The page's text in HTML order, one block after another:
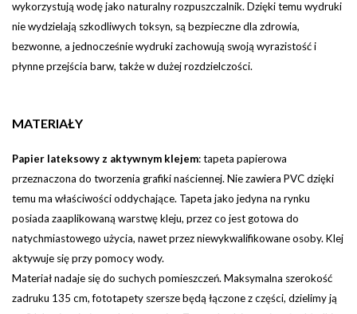
wykorzystują wodę jako naturalny rozpuszczalnik. Dzięki temu wydruki
nie wydzielają szkodliwych toksyn, są bezpieczne dla zdrowia,
bezwonne, a jednocześnie wydruki zachowują swoją wyrazistość i
płynne przejścia barw, także w dużej rozdzielczości.
MATERIAŁY
Papier lateksowy z aktywnym klejem:tapeta papierowa
przeznaczona do tworzenia grafiki naściennej. Nie zawiera PVC dzięki
temu ma właściwości oddychające. Tapeta jako jedyna na rynku
posiada zaaplikowaną warstwę kleju, przez co jest gotowa do
natychmiastowego użycia, nawet przez niewykwalifikowane osoby. Klej
aktywuje się przy pomocy wody.
Materiał nadaje się do suchych pomieszczeń. Maksymalna szerokość
zadruku 135 cm, fototapety szersze będą łączone z części, dzielimy ją